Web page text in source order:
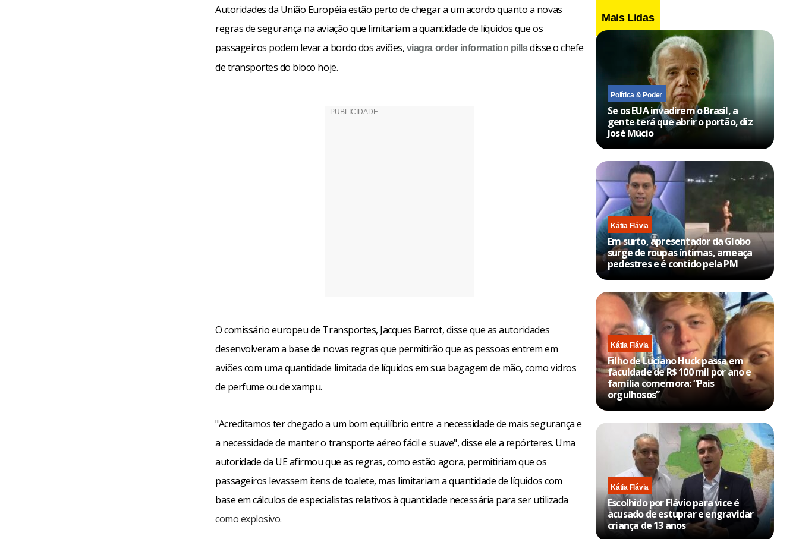
Autoridades da União Européia estão perto de chegar a um acordo quanto a novas
regras de segurança na aviação que limitariam a quantidade de líquidos que os
passageiros podem levar a bordo dos aviões, viagra order information pillsdisse o chefe
de transportes do bloco hoje.
O comissário europeu de Transportes, Jacques Barrot, disse que as autoridades
desenvolveram a base de novas regras que permitirão que as pessoas entrem em
aviões com uma quantidade limitada de líquidos em sua bagagem de mão, como vidros
de perfume ou de xampu.
"Acreditamos ter chegado a um bom equilíbrio entre a necessidade de mais segurança e
a necessidade de manter o transporte aéreo fácil e suave", disse ele a repórteres. Uma
autoridade da UE afirmou que as regras, como estão agora, permitiriam que os
passageiros levassem itens de toalete, mas limitariam a quantidade de líquidos com
base em cálculos de especialistas relativos à quantidade necessária para ser utilizada
como explosivo.
Mais Lidas
Política & Poder
Se os EUA invadirem o Brasil, a
gente terá que abrir o portão, diz
José Múcio
Kátia Flávia
Em surto, apresentador da Globo
surge de roupas íntimas, ameaça
pedestres e é contido pela PM
Kátia Flávia
Filho de Luciano Huck passa em
faculdade de R$ 100 mil por ano e
família comemora: “Pais
orgulhosos”
Kátia Flávia
Escolhido por Flávio para vice é
acusado de estuprar e engravidar
criança de 13 anos